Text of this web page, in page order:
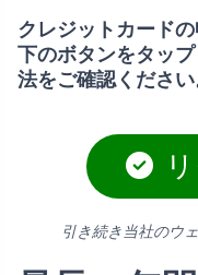
クレジットカード
下のボタンをタッ
法をご確認ください
引き続き当社のウ